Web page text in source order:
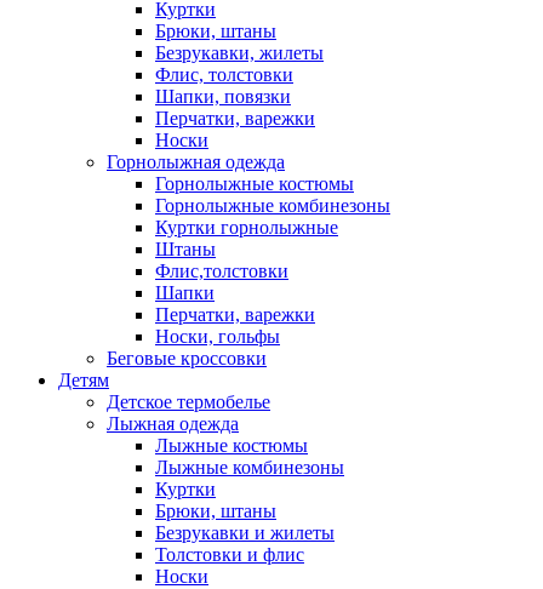
Куртки
Брюки, штаны
Безрукавки, жилеты
Флис, толстовки
Шапки, повязки
Перчатки, варежки
Носки
Горнолыжная одежда
Горнолыжные костюмы
Горнолыжные комбинезоны
Куртки горнолыжные
Штаны
Флис,толстовки
Шапки
Перчатки, варежки
Носки, гольфы
Беговые кроссовки
Детям
Детское термобелье
Лыжная одежда
Лыжные костюмы
Лыжные комбинезоны
Куртки
Брюки, штаны
Безрукавки и жилеты
Толстовки и флис
Носки